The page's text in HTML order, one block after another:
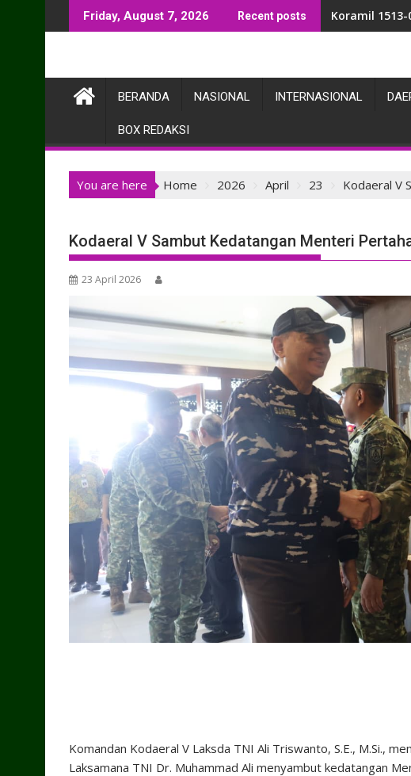
to
Friday, August 7, 2026 Recent posts Babinsa
BERANDA NASIONAL INTERNASIONAL
BOX REDAKSI
You are here Home 2026 April 23 Kodaeral V
Kodaeral V Sambut Kedatangan Menteri
23 April 2026
Komandan Kodaeral V Laksda TNI Ali Triswanto, S.E., M.Si.,
Laksamana TNI Dr. Muhammad Ali menyambut kedatangan